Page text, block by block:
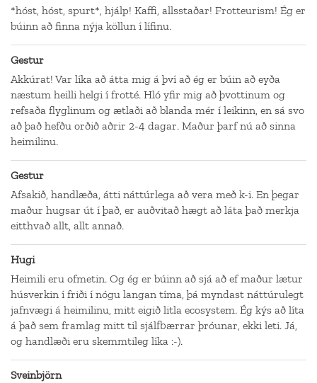
*hóst, hóst, spurt*, hjálp! Kaffi, allsstaðar! Frotteurism! Ég er
búinn að finna nýja köllun í lífinu.
Gestur
Akkúrat! Var líka að átta mig á því að ég er búin að eyða
næstum heilli helgi í frotté. Hló yfir mig að þvottinum og
refsaða flyglinum og ætlaði að blanda mér í leikinn, en sá svo
að það hefðu orðið aðrir 2-4 dagar. Maður þarf nú að sinna
heimilinu.
Gestur
Afsakið, handlæða, átti náttúrlega að vera með k-i. En þegar
maður hugsar út í það, er auðvitað hægt að láta það merkja
eitthvað allt, allt annað.
Hugi
Heimili eru ofmetin. Og ég er búinn að sjá að ef maður lætur
húsverkin í friði í nógu langan tíma, þá myndast náttúrulegt
jafnvægi á heimilinu, mitt eigið litla ecosystem. Ég kýs að líta
á það sem framlag mitt til sjálfbærrar þróunar, ekki leti. Já,
og handlæði eru skemmtileg líka :-).
Sveinbjörn